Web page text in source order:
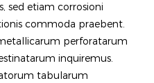
sed etiam corrosioni
commoda praebent.
perforatarum
inquiremus.
tabularum